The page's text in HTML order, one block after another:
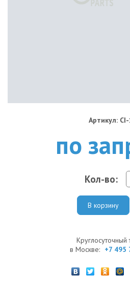
Артикул:
по
Кол-во:
В корзину
в Москве: +7 495